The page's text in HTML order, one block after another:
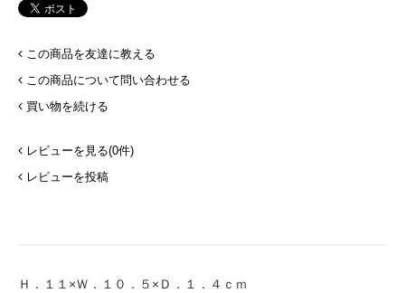
この商品を友達に教える
この商品について問い合わせる
買い物を続ける
レビューを見る(0件)
レビューを投稿
Ｈ．１１×Ｗ．１０．５×Ｄ．１．４ｃｍ